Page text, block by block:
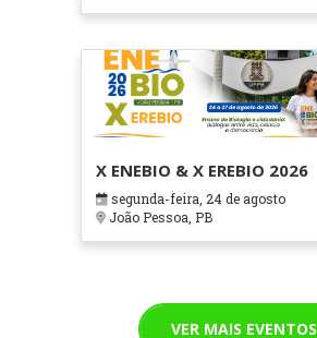
X ENEBIO & X EREBIO 2026
segunda-feira, 24 de agosto
João Pessoa, PB
VER MAIS EVENTOS